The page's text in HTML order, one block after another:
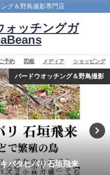
グ＆野鳥撮影専門店
ォッチングガ
予約 図鑑 メディア ショッピング
バードウオッチング＆野鳥撮影
バタヒバリ石垣飛来